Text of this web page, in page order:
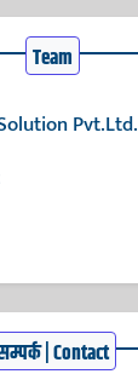
Team
Pvt.Ltd.
| Contact